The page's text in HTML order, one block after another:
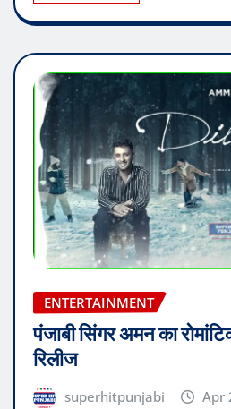
ENTERTAINMENT
पंजाबी सिंगर अमन का
रिलीज
superhitpunjabi Apr